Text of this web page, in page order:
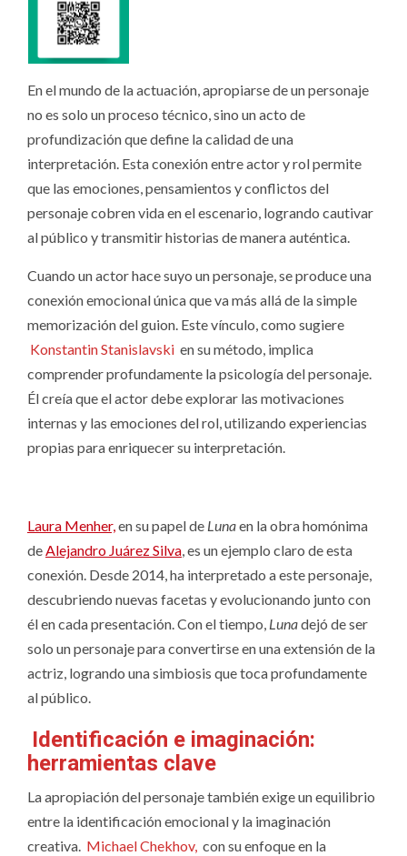
En el mundo de la actuación, apropiarse de un personaje
no es solo un proceso técnico, sino un acto de
profundización que define la calidad de una
interpretación. Esta conexión entre actor y rol permite
que las emociones, pensamientos y conflictos del
personaje cobren vida en el escenario, logrando cautivar
al público y transmitir historias de manera auténtica.
Cuando un actor hace suyo un personaje, se produce una
conexión emocional única que va más allá de la simple
memorización del guion. Este vínculo, como sugiere
Konstantin Stanislavski en su método, implica
comprender profundamente la psicología del personaje.
Él creía que el actor debe explorar las motivaciones
internas y las emociones del rol, utilizando experiencias
propias para enriquecer su interpretación.
Laura Menher,en su papel de Lunaen la obra homónima
deAlejandro Juárez Silva, es un ejemplo claro de esta
conexión. Desde 2014, ha interpretado a este personaje,
descubriendo nuevas facetas y evolucionando junto con
él en cada presentación. Con el tiempo, Lunadejó de ser
solo un personaje para convertirse en una extensión de la
actriz, logrando una simbiosis que toca profundamente
al público.
Identificación e imaginación:
herramientas clave
La apropiación del personaje también exige un equilibrio
entre la identificación emocional y la imaginación
creativa. Michael Chekhov, con su enfoque en la